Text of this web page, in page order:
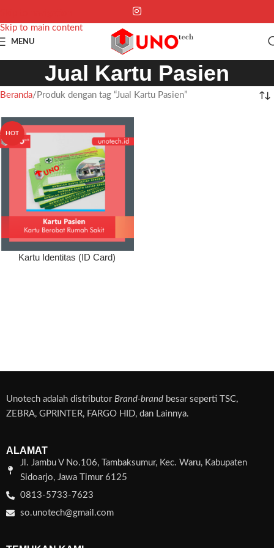
Skip to main content
MENU
Jual Kartu Pasien
Beranda Produk dengan tag “Jual Kartu Pasien”
HOT
Kartu Identitas (ID Card)
Unotech adalah distributor Brand-brand besar seperti TSC,
ZEBRA, GPRINTER, FARGO HID, dan Lainnya.
ALAMAT
Jl. Jambu V No.106, Tambaksumur, Kec. Waru, Kabupaten
Sidoarjo, Jawa Timur 6125
0813-5733-7623
so.unotech@gmail.com